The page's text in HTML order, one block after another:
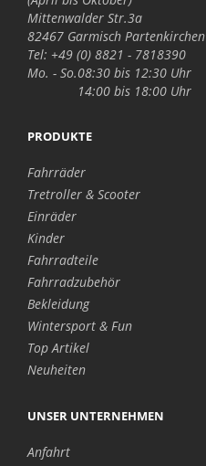
Mittenwalder Str.3a
82467 Garmisch Partenkirchen
Tel: +49 (0) 8821 - 7818390
Mo. - So.08:30 bis 12:30 Uhr
14:00 bis 18:00 Uhr
PRODUKTE
Fahrräder
Tretroller & Scooter
Einräder
Kinder
Fahrradteile
Fahrradzubehör
Bekleidung
Wintersport & Fun
Top Artikel
Neuheiten
UNSER UNTERNEHMEN
Anfahrt